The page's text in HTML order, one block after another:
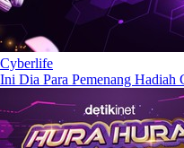
Cyberlife
Ini Dia Para Pemenang